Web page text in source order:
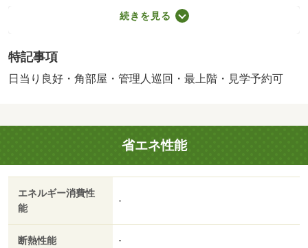
＜リフォーム＞●リフォーム：２０２６年４月完了（水回
り設備交換：キッチン・浴室・トイレ、内装リフォーム：
す／＜特徴＞最上階角部屋・１フロアに２住戸！リフォー
ム済物件です！、市街地が近い・内装リフォーム・角住
9400円
続きを見る
特記事項
日当り良好・角部屋・管理人巡回・最上階・見学予約可
省エネ性能
エネルギー消費性
能
-
断熱性能 -